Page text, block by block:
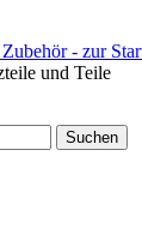
und Teile
Suchen